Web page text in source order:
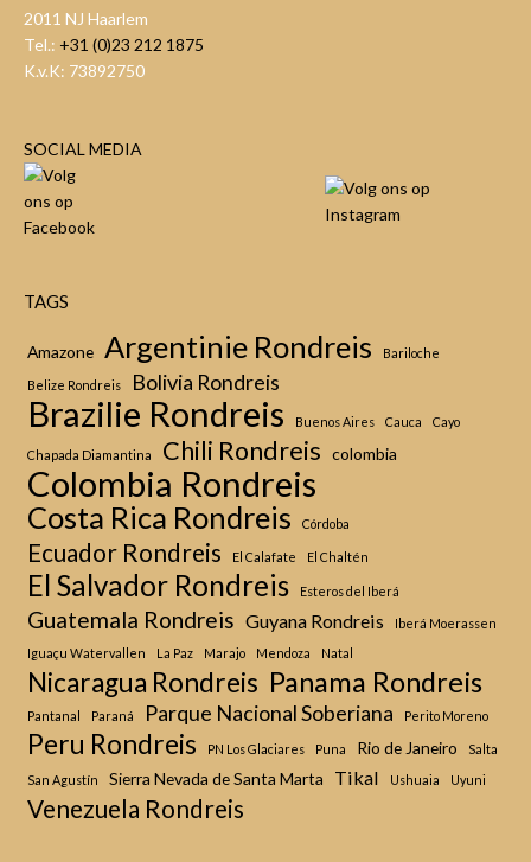
2011 NJ Haarlem
Tel.: +31 (0)23 212 1875
K.v.K: 73892750
SOCIAL MEDIA
TAGS
Amazone Argentinie Rondreis Bariloche
Belize Rondreis Bolivia Rondreis
Brazilie Rondreis Buenos Aires Cauca Cayo
Chapada Diamantina Chili Rondreis colombia
Colombia Rondreis
Costa Rica Rondreis Córdoba
Ecuador Rondreis El Calafate El Chaltén
El Salvador Rondreis Esteros del Iberá
Guatemala Rondreis Guyana Rondreis
Iberá Moerassen
Iguaçu Watervallen
La Paz Marajo Mendoza Natal
Nicaragua Rondreis Panama Rondreis
Pantanal Paraná Parque Nacional Soberiana Perito Moreno
Peru Rondreis PN Los Glaciares Puna Rio de Janeiro
Salta
San Agustín
Sierra Nevada de Santa Marta Tikal Ushuaia Uyuni
Venezuela Rondreis